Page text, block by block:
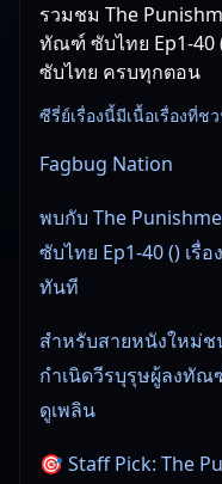
รวมชม The
ทัณฑ์ ซับไทย Ep1-40
ซับไทย ครบทุกตอน
ซีรี่ย์เรื่องนี้มีเนื้อเรื่องที่
Fagbug Nation
พบกับ The
ซับไทย Ep1-40 () เ
ทันที
สำหรับสายหนังใหม่ช
กำเนิดวีรบุรุษผู้ลงทัณ
ดูเพลิน
🎯 Staff Pick: The